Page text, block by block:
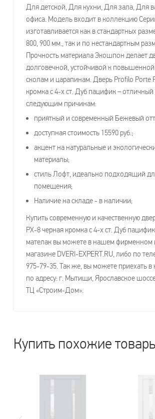
Для детской, Для кухни, Для зала, Для
офиса. Модель входит в коллекцию
изготавливается как в стандартных
800, 900 мм., так и по нестандартным
Прочность материала Экошпон делает
долговечной, устойчивой к
сколам и царапинам. Дверь Profilo Porte
кромка с 4-х ст. Дуб пацифик –
следующим причинам:
приятный и современный Бежевый
доступная стоимость 15590 руб.;
акцент на натуральные и
материалы;
стиль Лофт, идеально подходящий
помещения;
Наличие на складе - в наличии;
Купить современную и качественную
PX-8 черная кромка с 4-х ст. Дуб
мателак вы можете в нашем фирменном
магазине DVERI-EXPERT.RU, либо по
975-79-35. Так же, вы можете приехать
по адресу: г. Мытищи, Ярославское
ТЦ «Строим-Дом».
Купить похожие